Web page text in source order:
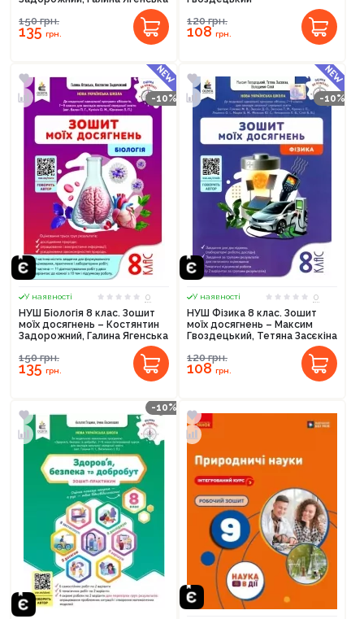
150грн.
135грн.
120грн.
108грн.
-10%
У наявності
0
НУШ Біологія 8 клас. Зошит
моїх досягнень – Костянтин
Задорожний, Галина Ягенська
150грн.
135грн.
-10%
У наявності
0
НУШ Фізика 8 клас. Зошит
моїх досягнень – Максим
Гвоздецький, Тетяна Засєкіна
120грн.
108грн.
-10%
Продовжити покупки